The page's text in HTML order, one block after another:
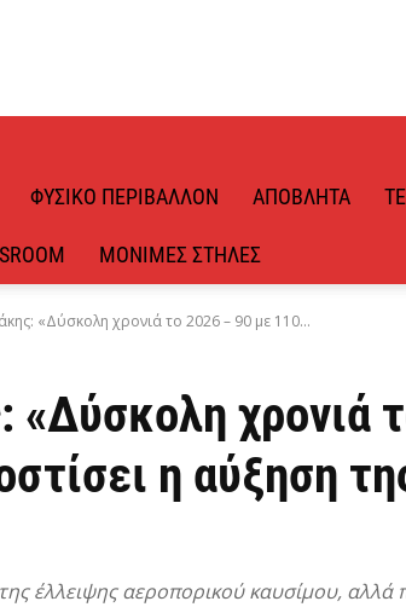
ΦΥΣΙΚΌ ΠΕΡΙΒΆΛΛΟΝ ΑΠΌΒΛΗΤΑ
ΜΌΝΙΜΕΣ ΣΤΉΛΕΣ
«Δύσκολη χρονιά το 2026 – 90 με 110...
«Δύσκολη χρονιά
η αύξηση
έλλειψης αεροπορικού καυσίμου,